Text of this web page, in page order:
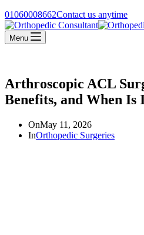
01060008662Contact us anytime
Menu
Arthroscopic ACL
Benefits, and When Is
OnMay 11, 2026
InOrthopedic Surgeries